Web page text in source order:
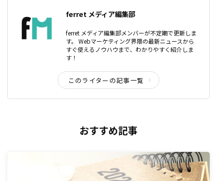
ferret メディア編集部
ferret メディア編集部メンバーが不定期で更新しま
す。 Webマーケティング界隈の最新ニュースから
すぐ使えるノウハウまで、わかりやすく紹介しま
す！
このライターの記事一覧
おすすめ記事